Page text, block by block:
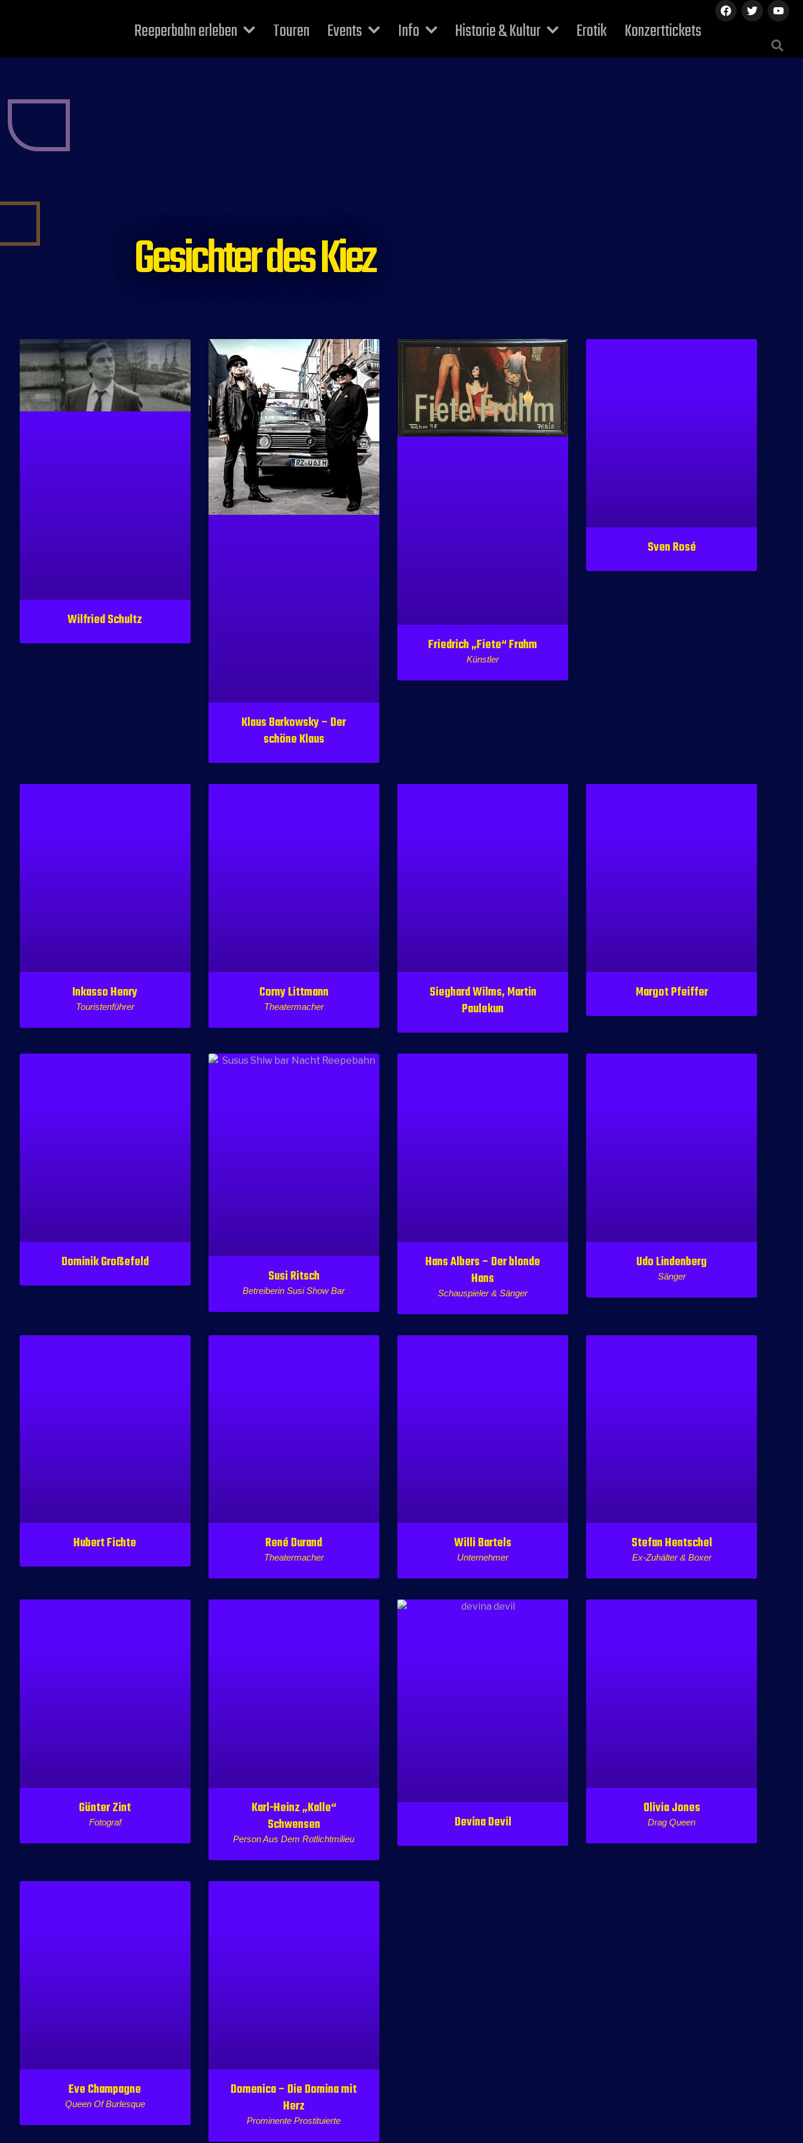
Reeperbahn erleben Touren Events Info Historie & Kultur Erotik Konzerttickets
Gesichter des Kiez
Wilfried Schultz
Klaus Barkowsky – Der
schöne Klaus
Friedrich „Fiete“ Frahm
Künstler
Sven Rosé
Inkasso Henry
Touristenführer
Corny Littmann
Theatermacher
Sieghard Wilms, Martin
Paulekun
Margot Pfeiffer
Dominik Großefeld
Susi Ritsch
Betreiberin Susi Show Bar
Hans Albers – Der blonde
Hans
Schauspieler & Sänger
Udo Lindenberg
Sänger
Hubert Fichte René Durand
Theatermacher
Willi Bartels
Unternehmer
Stefan Hentschel
Ex-Zuhälter & Boxer
Günter Zint
Fotograf
Karl-Heinz „Kalle“
Schwensen
Person Aus Dem Rotlichtmilieu
Devina Devil
Olivia Jones
Drag Queen
Eve Champagne
Queen Of Burlesque
Domenica – Die Domina mit
Herz
Prominente Prostituierte